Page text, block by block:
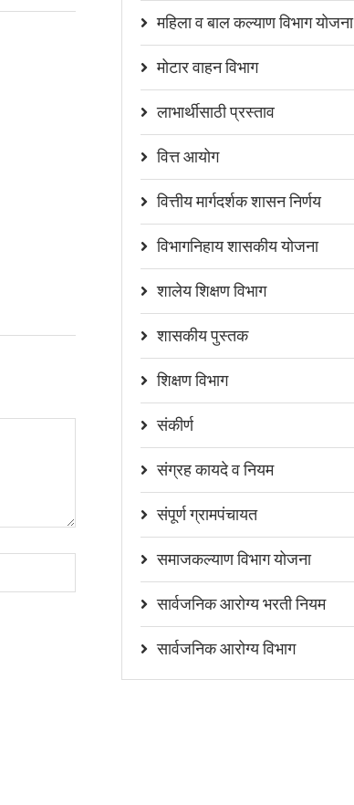
महिला व बाल कल्याण विभाग योजना
मोटार वाहन विभाग
लाभार्थीसाठी प्रस्ताव
वित्त आयोग
वित्तीय मार्गदर्शक शासन निर्णय
विभागनिहाय शासकीय योजना
शालेय शिक्षण विभाग
शासकीय पुस्तक
शिक्षण विभाग
संकीर्ण
संग्रह कायदे व नियम
संपूर्ण ग्रामपंचायत
समाजकल्याण विभाग योजना
सार्वजनिक आरोग्य भरती नियम
सार्वजनिक आरोग्य विभाग